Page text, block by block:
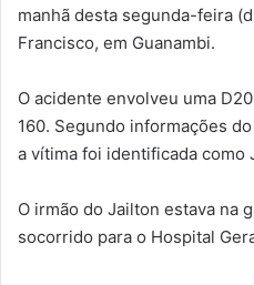
manhã desta segunda-feira
Francisco, em Guanambi.
O acidente envolveu uma
160. Segundo informações
a vítima foi identificada como
O irmão do Jailton estava na
socorrido para o Hospital